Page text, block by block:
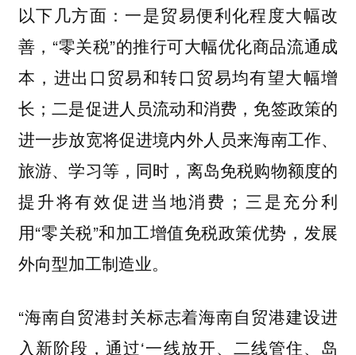
以下几方面：一是贸易便利化程度大幅改
善，“零关税”的推行可大幅优化商品流通成
本，进出口贸易和转口贸易均有望大幅增
长；二是促进人员流动和消费，免签政策的
进一步放宽将促进境内外人员来海南工作、
旅游、学习等，同时，离岛免税购物额度的
提升将有效促进当地消费；三是充分利
用“零关税”和加工增值免税政策优势，发展
外向型加工制造业。
“海南自贸港封关标志着海南自贸港建设进
入新阶段，通过‘一线放开、二线管住、岛